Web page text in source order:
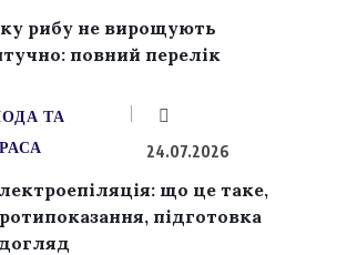
рибу не вирощують
повний перелік
ТА
24.07.2026
що це таке,
підготовка